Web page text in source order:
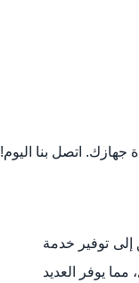
اتصل بنا اليوم!
توفير خدمة
مما يوفر العديد